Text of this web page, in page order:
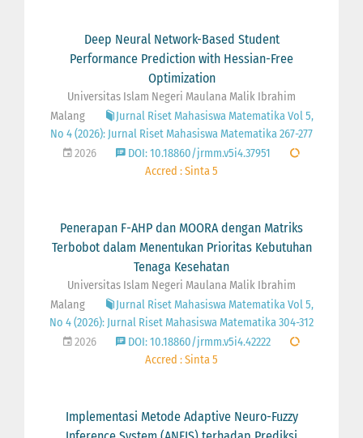
Deep Neural Network-Based Student
Performance Prediction with Hessian-Free
Optimization
Universitas Islam Negeri Maulana Malik Ibrahim
Malang
Jurnal Riset Mahasiswa Matematika Vol 5,
No 4 (2026): Jurnal Riset Mahasiswa Matematika 267-277
2026
DOI: 10.18860/jrmm.v5i4.37951
Accred : Sinta 5
Penerapan F-AHP dan MOORA dengan Matriks
Terbobot dalam Menentukan Prioritas Kebutuhan
Tenaga Kesehatan
Universitas Islam Negeri Maulana Malik Ibrahim
Malang
Jurnal Riset Mahasiswa Matematika Vol 5,
No 4 (2026): Jurnal Riset Mahasiswa Matematika 304-312
2026
DOI: 10.18860/jrmm.v5i4.42222
Accred : Sinta 5
Implementasi Metode Adaptive Neuro-Fuzzy